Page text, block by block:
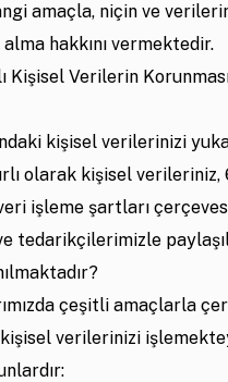
amaçla, niçin ve
hakkını vermektedir.
Kişisel Verilerin
kişisel verilerinizi
olarak kişisel verileriniz,
işleme şartları
tedarikçilerimizle
çeşitli amaçlarla
verilerinizi